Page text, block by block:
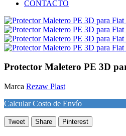
CONTACTO
Protector Maletero PE 3D
Marca Rezaw Plast
Calcular Costo de Envío
Tweet Share Pinterest